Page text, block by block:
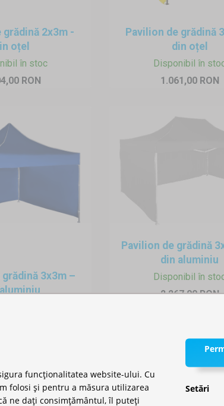
Fără scule și eforturi mari se pot monta oriunde
gradina
și nu necesită loc special pentru depozitare. Se
mucegăirea.
grădină 2x3m -
oțel
în stoc
RON
Pavilion de grădină
din oțel
Disponibil în
1.061,00 RON
3x3m –
Pavilion de grădină
din aluminiu
Disponibil în
2.267,00 RON
funcționalitatea website-ului. Cu
folosi și pentru a măsura utilizarea
ne dați consimțământul, îl puteți
Setări